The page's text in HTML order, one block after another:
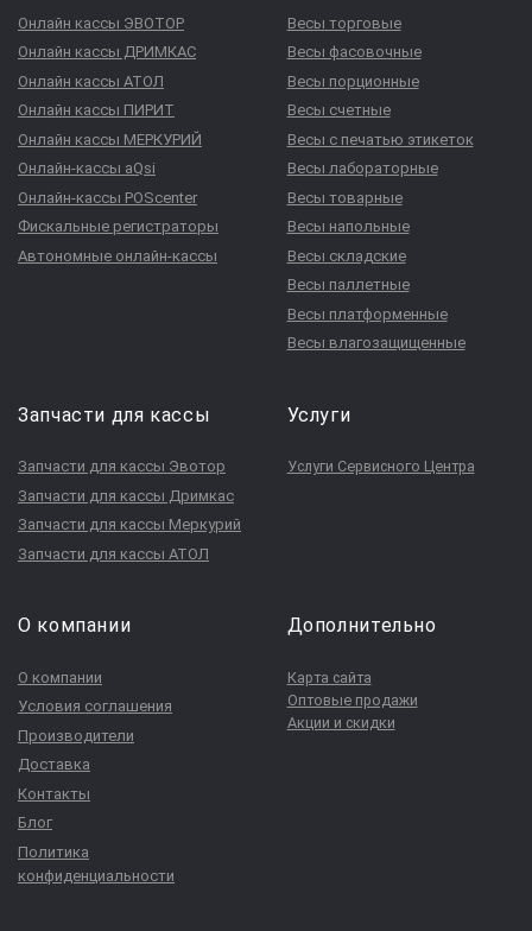
Онлайн кассы ЭВОТОР
Онлайн кассы ДРИМКАС
Онлайн кассы АТОЛ
Онлайн кассы ПИРИТ
Онлайн кассы МЕРКУРИЙ
Онлайн-кассы aQsi
Онлайн-кассы POScenter
Фискальные регистраторы
Автономные онлайн-кассы
Весы торговые
Весы фасовочные
Весы порционные
Весы счетные
Весы с печатью этикеток
Весы лабораторные
Весы товарные
Весы напольные
Весы складские
Весы паллетные
Весы платформенные
Весы влагозащищенные
Запчасти для кассы
Запчасти для кассы Эвотор
Запчасти для кассы Дримкас
Запчасти для кассы Меркурий
Запчасти для кассы АТОЛ
Услуги
Услуги Сервисного Центра
О компании
О компании
Условия соглашения
Производители
Доставка
Контакты
Блог
Политика
конфиденциальности
Дополнительно
Карта сайта
Оптовые продажи
Акции и скидки